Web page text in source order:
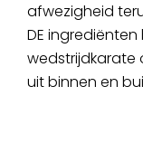
afwezigheid
DE
wedstrijdkarate
uit binnen en